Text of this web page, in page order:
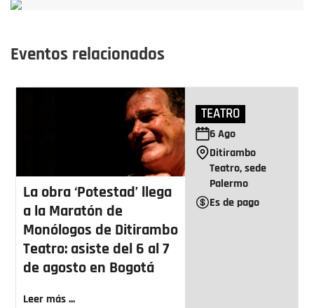
Eventos relacionados
La obra ‘Potestad’ llega
a la Maratón de
Monólogos de Ditirambo
Teatro: asiste del 6 al 7
de agosto en Bogotá
Leer más ...
TEATRO
6Ago
Ditirambo
Teatro, sede
Palermo
Es de pago